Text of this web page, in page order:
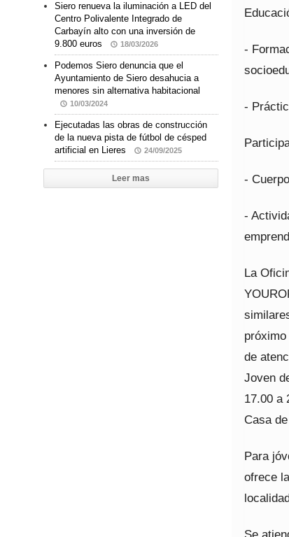
-
-
-
-
La
de
Joven
17.00 a
Casa
Para
ofrece
Se
Siero renueva la iluminación a LED del
Centro Polivalente Integrado de
Carbayín alto con una inversión de
9.800 euros
18/03/2026
Podemos Siero denuncia que el
Ayuntamiento de Siero desahucia a
menores sin alternativa habitacional
10/03/2024
Ejecutadas las obras de construcción
de la nueva pista de fútbol de césped
artificial en Lieres
24/09/2025
Leer mas